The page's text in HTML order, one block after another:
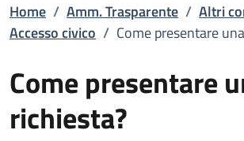
Home / Amm. Trasparente / Altri
Accesso civico / Come presentare
Come presentare
richiesta?